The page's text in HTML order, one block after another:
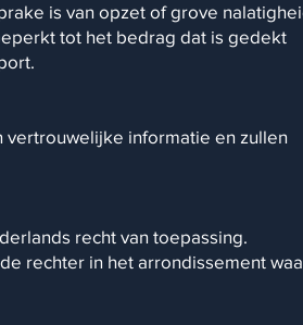
is van opzet of grove
tot het bedrag dat is gedekt
vertrouwelijke informatie en zullen
recht van toepassing.
rechter in het arrondissement